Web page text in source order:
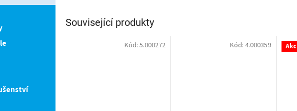
Související produkty
Kód: 5.000272 Kód: 4.000359